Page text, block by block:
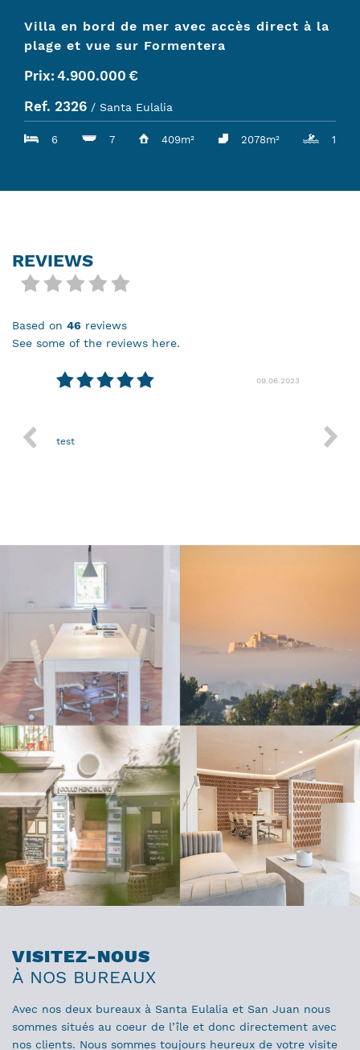
Villa en bord de mer avec accès direct à la
plage et vue sur Formentera
Prix: 4.900.000 €
Ref. 2326 / Santa Eulalia
6 7 409m² 2078m² 1
REVIEWS
based on 46 reviews
see some of the reviews here.
09.06.2023
VISITEZ-NOUS
À NOS BUREAUX
Avec nos deux bureaux à Santa Eulalia et San Juan nous
sommes situés au coeur de l’île et donc directement avec
nos clients. Nous sommes toujours heureux de votre visite